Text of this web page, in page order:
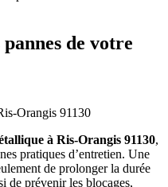
de votre
Orangis 91130
à Ris-Orangis 91130,
pratiques d’entretien. Une
de prolonger la durée
de prévenir les blocages,